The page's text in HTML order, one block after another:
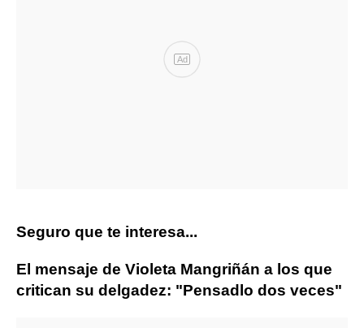
Ad
Seguro que te interesa...
El mensaje de Violeta Mangriñán a los que
critican su delgadez: "Pensadlo dos veces"